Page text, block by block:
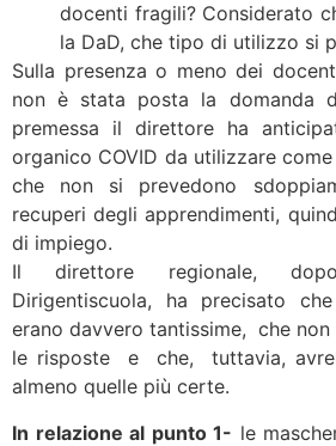
docenti fragili? Considerato
la DaD, che tipo di utilizzo si
Sulla presenza o meno dei
non è stata posta la domanda
premessa il direttore ha
organico COVID da utilizzare
che non si prevedono
recuperi degli apprendimenti,
di impiego.
Il direttore regionale,
Dirigentiscuola, ha precisato
erano davvero tantissime, che
le risposte e che, tuttavia,
almeno quelle più certe.
In relazione al punto 1- le